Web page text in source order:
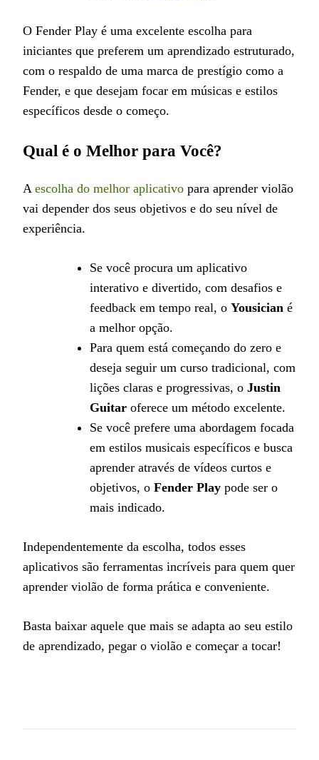
O Fender Play é uma excelente escolha para
iniciantes que preferem um aprendizado estruturado,
com o respaldo de uma marca de prestígio como a
Fender, e que desejam focar em músicas e estilos
específicos desde o começo.
Qual é o Melhor para Você?
A escolha do melhor aplicativo para aprender violão
vai depender dos seus objetivos e do seu nível de
experiência.
Se você procura um aplicativo
interativo e divertido, com desafios e
feedback em tempo real, o Yousician é
a melhor opção.
Para quem está começando do zero e
deseja seguir um curso tradicional, com
lições claras e progressivas, o Justin
Guitar oferece um método excelente.
Se você prefere uma abordagem focada
em estilos musicais específicos e busca
aprender através de vídeos curtos e
objetivos, o Fender Play pode ser o
mais indicado.
Independentemente da escolha, todos esses
aplicativos são ferramentas incríveis para quem quer
aprender violão de forma prática e conveniente.
Basta baixar aquele que mais se adapta ao seu estilo
de aprendizado, pegar o violão e começar a tocar!